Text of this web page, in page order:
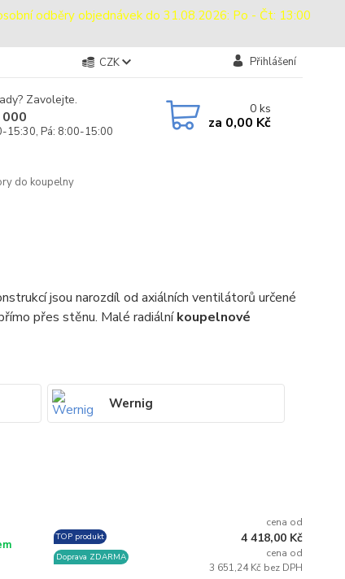
odběry objednávek do 31.08.2026: Po - Čt: 13:00
CZK Přihlášení
Zavolejte.
15:30, Pá: 8:00-15:00
0ks
za 0,00 Kč
do koupelny
jsou narozdíl od axiálních ventilátorů určené
přes stěnu. Malé radiálníkoupelnové
Wernig
TOP produkt
Doprava ZDARMA
cena od
4 418,00 Kč
cena od
3 651,24 Kč bez DPH